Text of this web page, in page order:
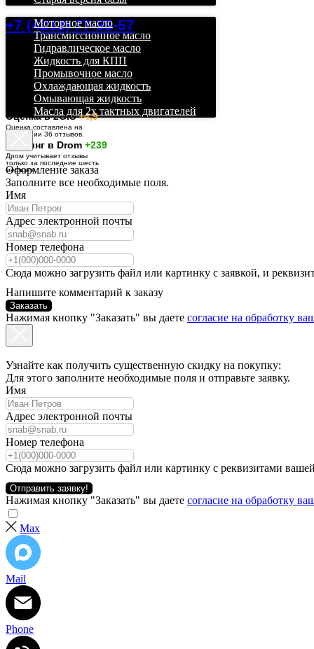
+7 (4212) 77-55-57
Оценка в 2GIS+4,9
Оценка составлена на
основании 36 отзывов.
Рейтинг в Drom +239
Дром учитывает отзывы
только за последние шесть
месяцев.
Моторное масло
Трансмиссионное масло
Гидравлическое масло
Жидкость для КПП
Промывочное масло
Охлаждающая жидкость
Омывающая жидкость
Масла для 2х тактных двигателей
Оформление заказа
Заполните все необходимые поля.
Имя
Адрес электронной почты
Номер телефона
Сюда можно загрузить файл или картинку с заявкой, и
Напишите комментарий к заказу
Заказать
Нажимая кнопку "Заказать" вы даете согласие на обработку
Узнайте как получить существенную скидку на покупку:
Для этого заполните необходимые поля и отправьте заявку.
Имя
Адрес электронной почты
Номер телефона
Сюда можно загрузить файл или картинку с реквизитами
Отправить заявку!
Нажимая кнопку "Заказать" вы даете согласие на обработку
Max
Mail
Phone